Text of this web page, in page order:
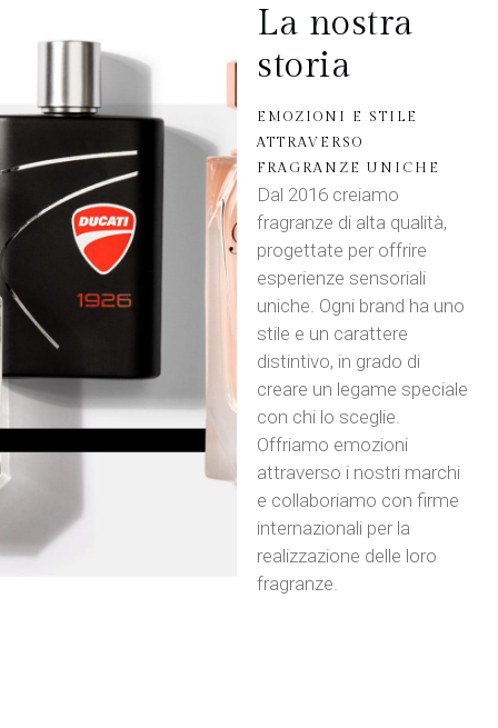
La nostra
storia
EMOZIONI E STILE
ATTRAVERSO
FRAGRANZE UNICHE
Dal 2016 creiamo
fragranze di alta qualità,
progettate per offrire
esperienze sensoriali
uniche. Ogni brand ha uno
stile e un carattere
distintivo, in grado di
creare un legame speciale
con chi lo sceglie.
Offriamo emozioni
attraverso i nostri marchi
e collaboriamo con firme
internazionali per la
realizzazione delle loro
fragranze.